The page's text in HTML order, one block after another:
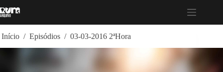
para
Início / Episódios / 03-03-2016 2ªHora